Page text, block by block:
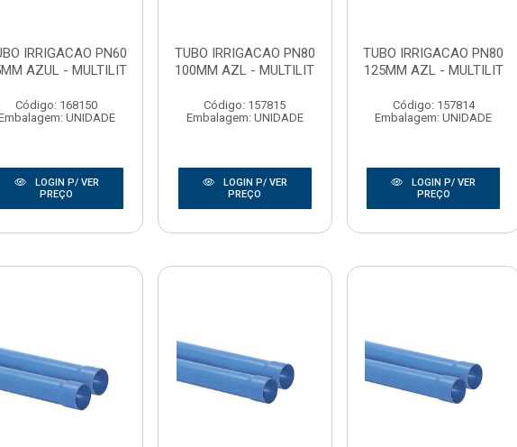
IRRIGACAO PN60
AZUL - MULTILIT
Código: 168150
UNIDADE
LOGIN P/ VER
PREÇO
TUBO IRRIGACAO PN80
100MM AZL - MULTILIT
Código: 157815
Embalagem: UNIDADE
LOGIN P/ VER
PREÇO
TUBO IRRIGACAO PN80
125MM AZL - MULTILIT
Código: 157814
Embalagem: UNIDADE
LOGIN P/ VER
PREÇO